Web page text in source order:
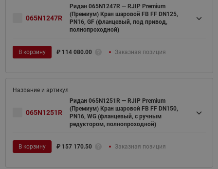
065N1247R
Ридан 065N1247R — RJIP Premium
(Премиум) Кран шаровой FB FF DN125,
PN16, GF (фланцевый, под привод,
полнопроходной)
В корзину ₽ 114 080.00 Заказная позиция
065N1251R
Ридан 065N1251R — RJIP Premium
(Премиум) Кран шаровой FB FF DN150,
PN16, WG (фланцевый, с ручным
редуктором, полнопроходной)
В корзину ₽ 157 170.50 Заказная позиция